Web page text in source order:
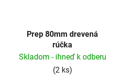
Prep 80mm drevená
rúčka
Skladom - ihneď k odberu
(2 ks)